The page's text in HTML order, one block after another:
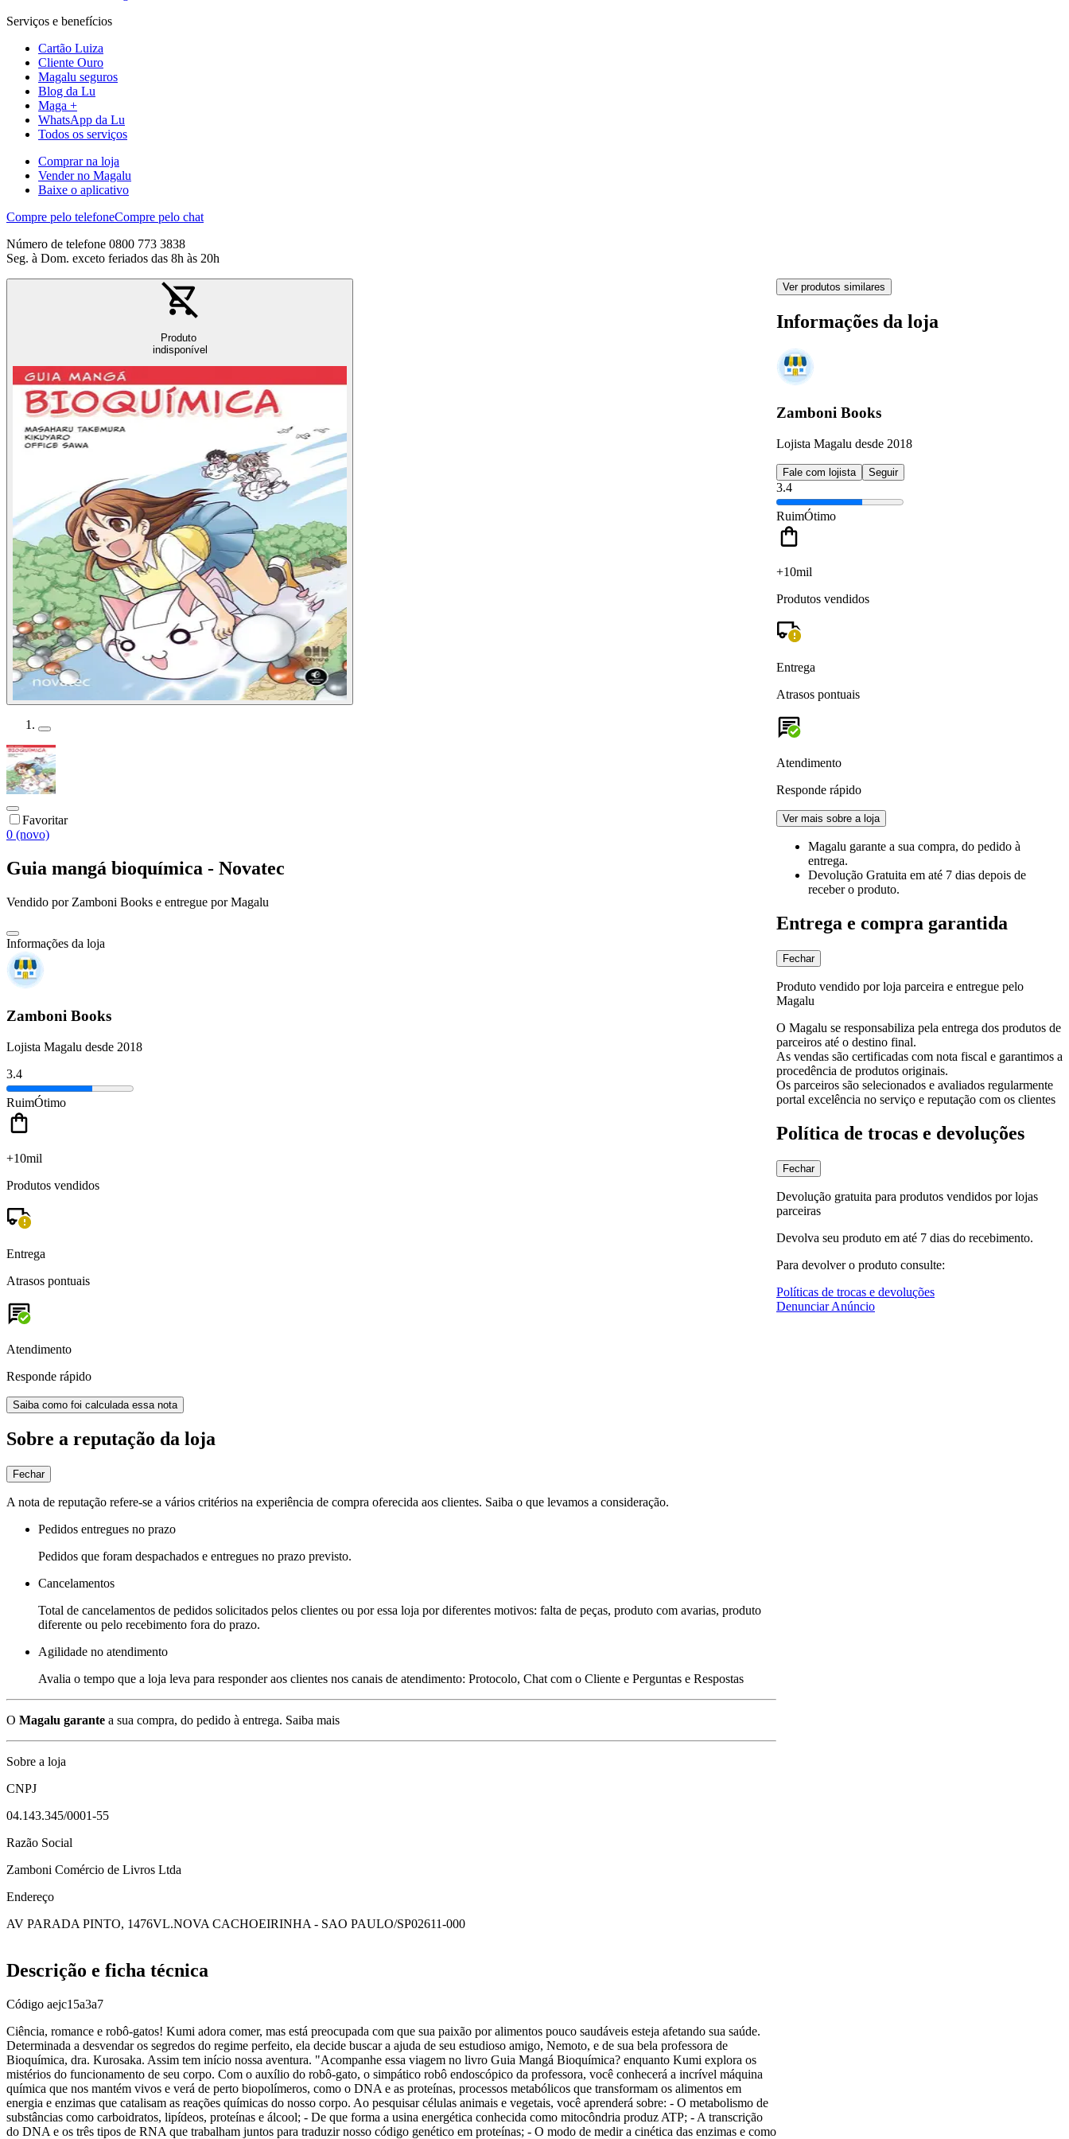
Serviços e benefícios
Cartão Luiza
Cliente Ouro
Magalu seguros
Blog da Lu
Maga +
WhatsApp da Lu
Todos os serviços
Comprar na loja
Vender no Magalu
Baixe o aplicativo
Compre pelo telefoneCompre pelo chat
Número de telefone 0800 773 3838
Seg. à Dom. exceto feriados das 8h às 20h
Produto
indisponível
Favoritar
0 (novo)
Guia mangá bioquímica - Novatec
Vendido por Zamboni Books e entregue por Magalu
Informações da loja
Zamboni Books
Lojista Magalu desde 2018
3.4
RuimÓtimo
+10mil
Produtos vendidos
Entrega
Atrasos pontuais
Atendimento
Responde rápido
Saiba como foi calculada essa nota
Sobre a reputação da loja
Fechar
A nota de reputação refere-se a vários critérios na experiência de compra oferecida aos clientes. Saiba o que levamos a consideração.
Pedidos entregues no prazo
Pedidos que foram despachados e entregues no prazo previsto.
Cancelamentos
Total de cancelamentos de pedidos solicitados pelos clientes ou por essa loja por diferentes motivos: falta de peças, produto com avarias, produto
diferente ou pelo recebimento fora do prazo.
Agilidade no atendimento
Avalia o tempo que a loja leva para responder aos clientes nos canais de atendimento: Protocolo, Chat com o Cliente e Perguntas e Respostas
O Magalu garante a sua compra, do pedido à entrega. Saiba mais
Sobre a loja
CNPJ
04.143.345/0001-55
Razão Social
Zamboni Comércio de Livros Ltda
Endereço
AV PARADA PINTO, 1476VL.NOVA CACHOEIRINHA - SAO PAULO/SP02611-000
Ver produtos similares
Informações da loja
Zamboni Books
Lojista Magalu desde 2018
Fale com lojista Seguir
3.4
RuimÓtimo
+10mil
Produtos vendidos
Entrega
Atrasos pontuais
Atendimento
Responde rápido
Ver mais sobre a loja
Magalu garante a sua compra, do pedido à
entrega.
Devolução Gratuita em até 7 dias depois de
receber o produto.
Entrega e compra garantida
Fechar
Produto vendido por loja parceira e entregue pelo
Magalu
O Magalu se responsabiliza pela entrega dos produtos de
parceiros até o destino final.
As vendas são certificadas com nota fiscal e garantimos a
procedência de produtos originais.
Os parceiros são selecionados e avaliados regularmente
portal excelência no serviço e reputação com os clientes
Política de trocas e devoluções
Fechar
Devolução gratuita para produtos vendidos por lojas
parceiras
Devolva seu produto em até 7 dias do recebimento.
Para devolver o produto consulte:
Políticas de trocas e devoluções
Denunciar Anúncio
Descrição e ficha técnica
Código aejc15a3a7
Ciência, romance e robô-gatos! Kumi adora comer, mas está preocupada com que sua paixão por alimentos pouco saudáveis esteja afetando sua saúde.
Determinada a desvendar os segredos do regime perfeito, ela decide buscar a ajuda de seu estudioso amigo, Nemoto, e de sua bela professora de
Bioquímica, dra. Kurosaka. Assim tem início nossa aventura. "Acompanhe essa viagem no livro Guia Mangá Bioquímica? enquanto Kumi explora os
mistérios do funcionamento de seu corpo. Com o auxílio do robô-gato, o simpático robô endoscópico da professora, você conhecerá a incrível máquina
química que nos mantém vivos e verá de perto biopolímeros, como o DNA e as proteínas, processos metabólicos que transformam os alimentos em
energia e enzimas que catalisam as reações químicas do nosso corpo. Ao pesquisar células animais e vegetais, você aprenderá sobre: - O metabolismo de
substâncias como carboidratos, lipídeos, proteínas e álcool; - De que forma a usina energética conhecida como mitocôndria produz ATP; - A transcrição
do DNA e os três tipos de RNA que trabalham juntos para traduzir nosso código genético em proteínas; - O modo de medir a cinética das enzimas e como